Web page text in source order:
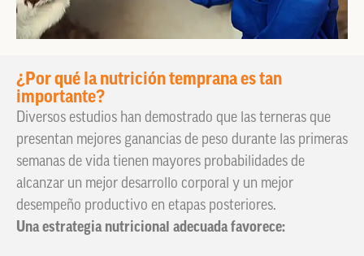
¿Por qué la nutrición temprana es tan
importante?
Diversos estudios han demostrado que las terneras que
presentan mejores ganancias de peso durante las primeras
semanas de vida tienen mayores probabilidades de
alcanzar un mejor desarrollo corporal y un mejor
desempeño productivo en etapas posteriores.
Una estrategia nutricional adecuada favorece: